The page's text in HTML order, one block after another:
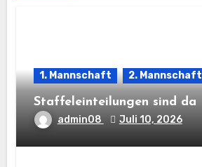
1. Mannschaft 2. Mannschaft
Staffeleinteilungen sind da
admin08 Juli 10, 2026